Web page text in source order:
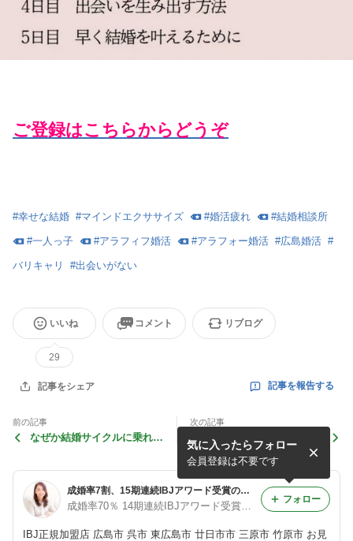
ご登録はこちらからどうぞ
#幸せな結婚 #マインドエクササイズ #婚活疲れ #結婚相談所
#一人っ子 #アラフィフ婚活 #アラフォー婚活 #広島婚活 #
バリキャリ #出会いがない
いいね
29
コメント リブログ
記事をシェア 記事を報告する
前の記事
なぜか結婚サイクルに乗れち
次の記事
○○を決めたら、出会いから7
7日で入籍できました！
成婚率7割、15期連続IBJアワード受賞の実績で半年以内の相思相愛結婚へ導く永田眞希
成婚率70％ 14期連続IBJアワード受賞の実績で、あなたのお見合い数を10倍にし、半年以内の相思相愛結婚をサポート 永田 眞希
IBJ正規加盟店 広島市 呉市 東広島市 廿日市市 三原市 竹原市 お見
気に入ったらフォロー
会員登録は不要です
フォロー